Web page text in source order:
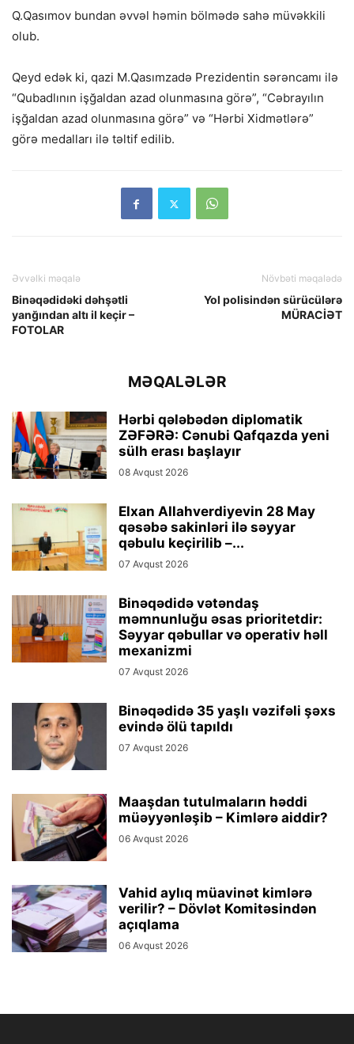
Q.Qasımov bundan əvvəl həmin bölmədə sahə müvəkkili
olub.
Qeyd edək ki, qazi M.Qasımzadə Prezidentin sərəncamı ilə
“Qubadlının işğaldan azad olunmasına görə”, “Cəbrayılın
işğaldan azad olunmasına görə” və “Hərbi Xidmətlərə”
görə medalları ilə təltif edilib.
Əvvəlki məqalə
Binəqədidəki dəhşətli
yanğından altı il keçir –
FOTOLAR
Növbəti məqalədə
Yol polisindən sürücülərə
MÜRACİƏT
MƏQALƏLƏR
Hərbi qələbədən diplomatik
ZƏFƏRƏ: Cənubi Qafqazda yeni
sülh erası başlayır
08 Avqust 2026
Elxan Allahverdiyevin 28 May
qəsəbə sakinləri ilə səyyar
qəbulu keçirilib –...
07 Avqust 2026
Binəqədidə vətəndaş
məmnunluğu əsas prioritetdir:
Səyyar qəbullar və operativ həll
mexanizmi
07 Avqust 2026
Binəqədidə 35 yaşlı vəzifəli şəxs
evində ölü tapıldı
07 Avqust 2026
Maaşdan tutulmaların həddi
müəyyənləşib – Kimlərə aiddir?
06 Avqust 2026
Vahid aylıq müavinət kimlərə
verilir? – Dövlət Komitəsindən
açıqlama
06 Avqust 2026